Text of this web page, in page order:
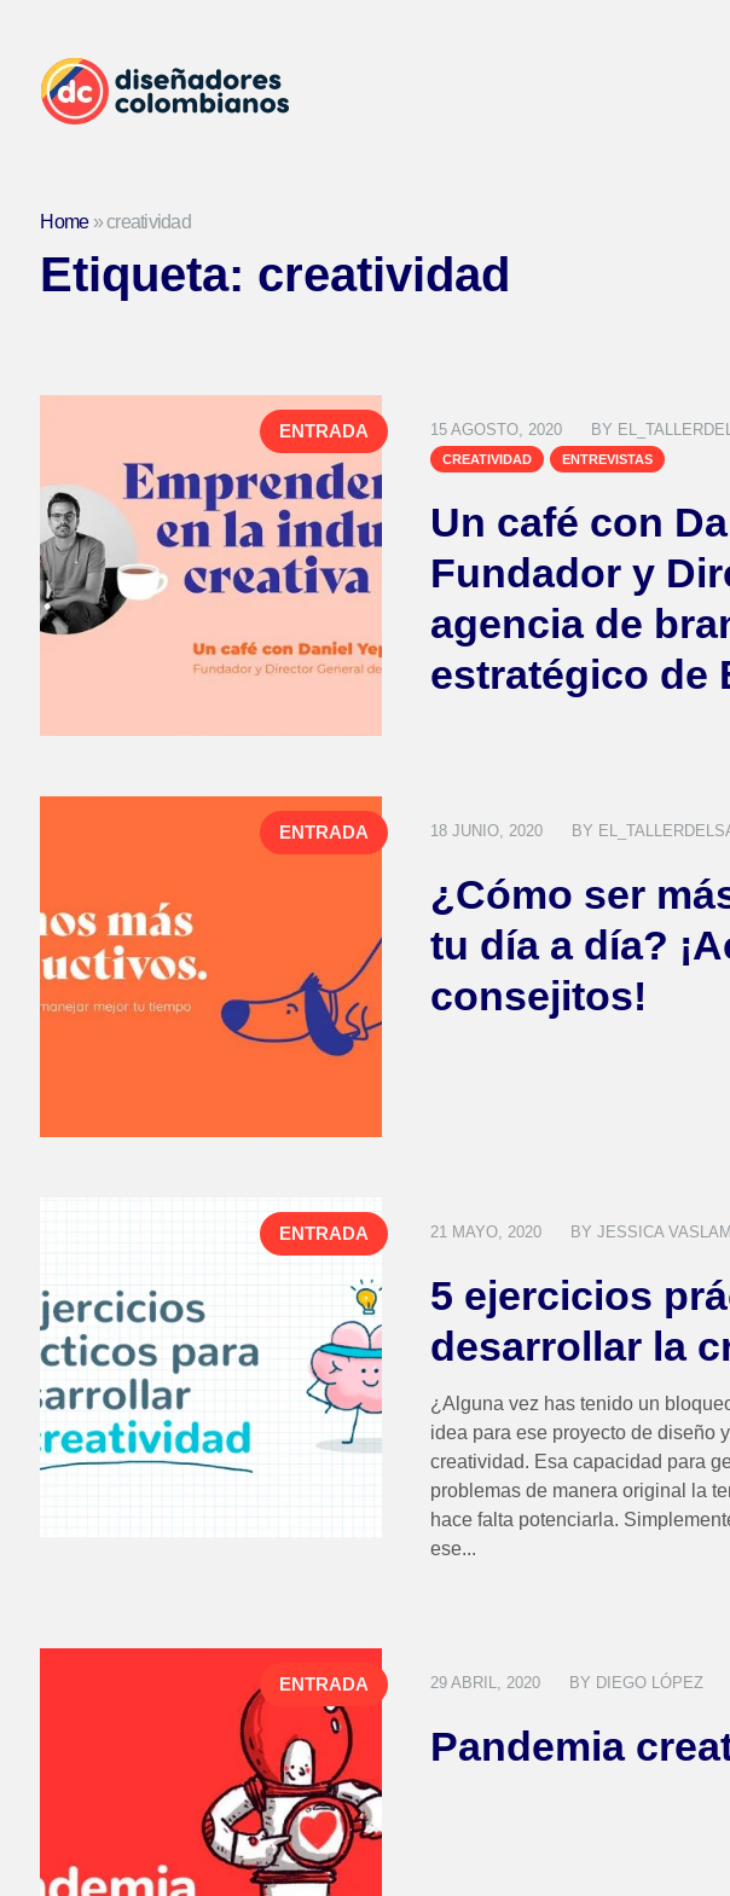
Home»creatividad
Etiqueta: creatividad
ENTRADA 15 AGOSTO, 2020 BY
CREATIVIDAD ENTREVISTAS
Un café con
Fundador y
agencia de
estratégico de
ENTRADA 18 JUNIO, 2020 BY
¿Cómo ser
tu día a día?
consejitos!
ENTRADA 21 MAYO, 2020 BY JESSICA VASLAM
5 ejercicios
desarrollar la
¿Alguna vez has tenido un
idea para ese proyecto de diseño
creatividad. Esa capacidad para
problemas de manera original la
hace falta potenciarla.
ese...
ENTRADA 29 ABRIL, 2020 BY DIEGO LÓPEZ
Pandemia